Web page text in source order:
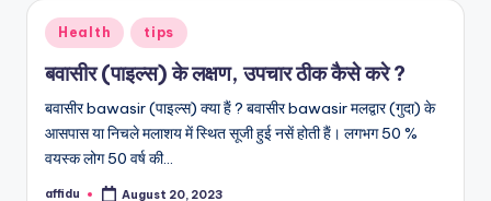
Posted
in
Health tips
बवासीर (पाइल्स) के लक्षण, उपचार ठीक कैसे करे ?
बवासीर bawasir (पाइल्स) क्या हैं ? बवासीर bawasir मलद्वार (गुदा) के
आसपास या निचले मलाशय में स्थित सूजी हुई नसें होती हैं। लगभग 50 %
वयस्क लोग 50 वर्ष की…
affidu August 20, 2023